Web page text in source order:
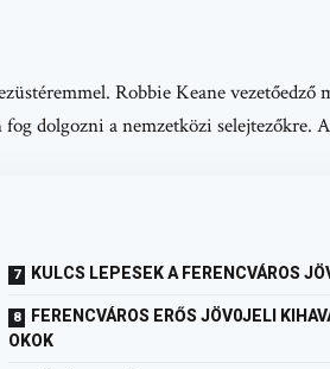
Robbie Keane vezetőedző
dolgozni a nemzetközi selejtezőkre.
KULCS LEPESEK A FERENCVÁROS
FERENCVÁROS ERŐS JÖV0JELI
OKOK